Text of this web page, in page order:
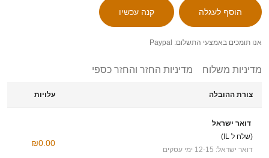
אנו תומכים באמצעי התשלום: Paypal
מדיניות משלוח מדיניות החזר והחזר כספי
צורת ההובלה עלויות
דואר ישראל
(שלח ל IL)
דואר ישראל: 12-15 ימי עסקים
₪0.00